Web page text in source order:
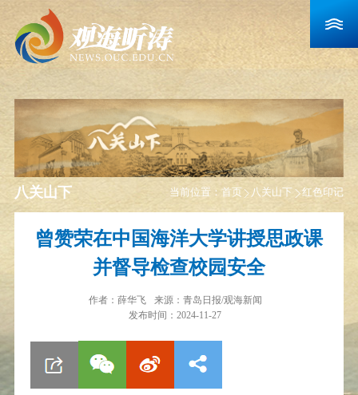
当前位置： 首页 八关山下 红色印记
八关山下
曾赞荣在中国海洋大学讲授思政课
并督导检查校园安全
作者： 薛华飞 来源： ​青岛日报/观海新闻
发布时间：2024-11-27